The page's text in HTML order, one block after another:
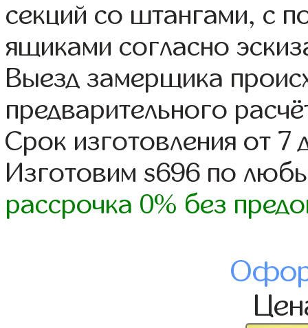
секций со штангами, с
ящиками согласно
Выезд замерщика
предварительного
Срок изготовления от 7
Изготовим s696 по
рассрочка 0% без